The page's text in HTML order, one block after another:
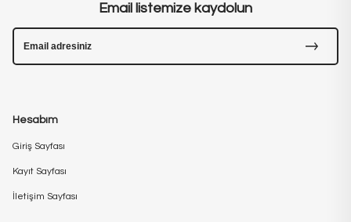
Hesabım
Giriş Sayfası
Kayıt Sayfası
İletişim Sayfası
Email listemize kaydolun